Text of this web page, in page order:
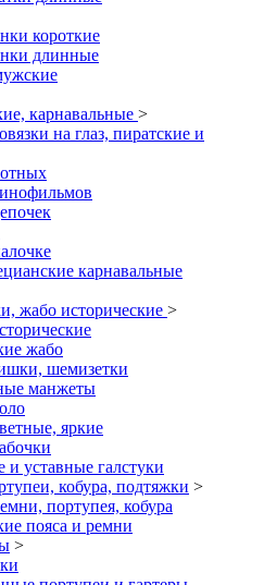
короткие
длинные
карнавальные >
на глаз, пиратские и
карнавальные
жабо исторические >
жабо
шемизетки
манжеты
яркие
уставные галстуки
кобура, подтяжки >
портупея, кобура
пояса и ремни
>